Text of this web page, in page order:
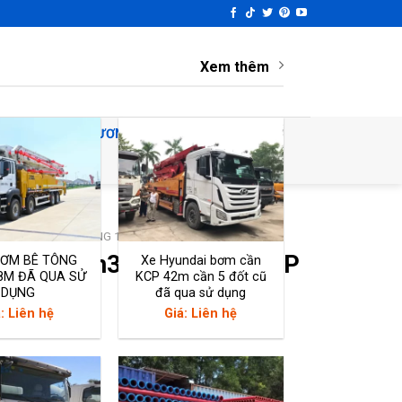
Xem thêm
BÊ TÔNG
ĐÃ QUA SỬ
DỤNG
Liên hệ
Xe Hyundai bơm cần
KCP 42m cần 5 đốt cũ
đã qua sử dụng
Giá: Liên hệ
THƯƠNG HIỆU
XE TRỘN BÊ TÔNG 12M3
12m3 động cơ 336HP
Zalo